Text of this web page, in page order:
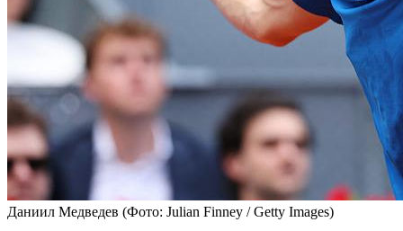
Даниил Медведев (Фото: Julian Finney / Getty Images)